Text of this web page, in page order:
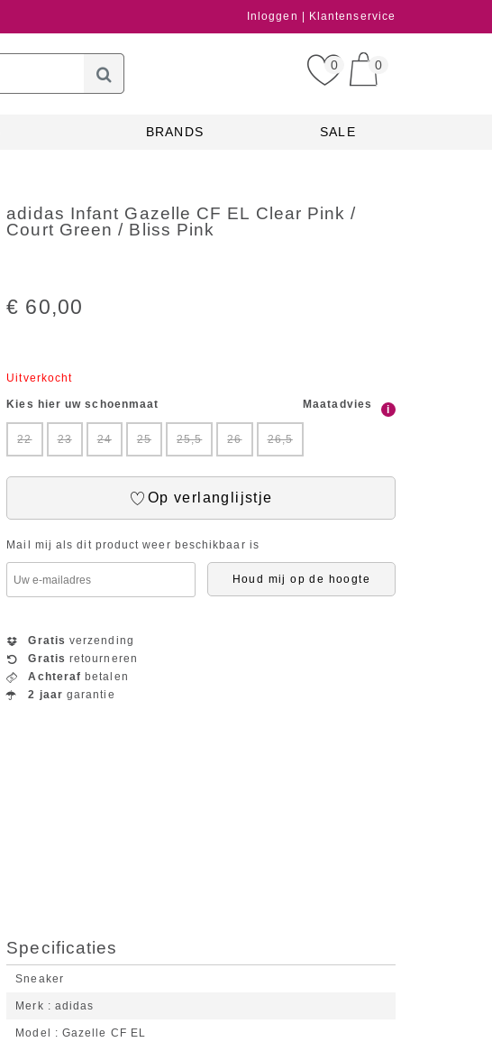
Inloggen Klantenservice
0 0
BRANDS SALE
adidas Infant Gazelle CF EL Clear Pink /
Court Green / Bliss Pink
€ 60,00
Uitverkocht
Kies hier uw schoenmaat Maatadvies i
22 23 24 25 25,5 26 26,5
Op verlanglijstje
Mail mij als dit product weer beschikbaar is
Houd mij op de hoogte
Gratis verzending
Gratis retourneren
Achteraf betalen
2 jaar garantie
Specificaties
Sneaker
Merk adidas
Model Gazelle CF EL